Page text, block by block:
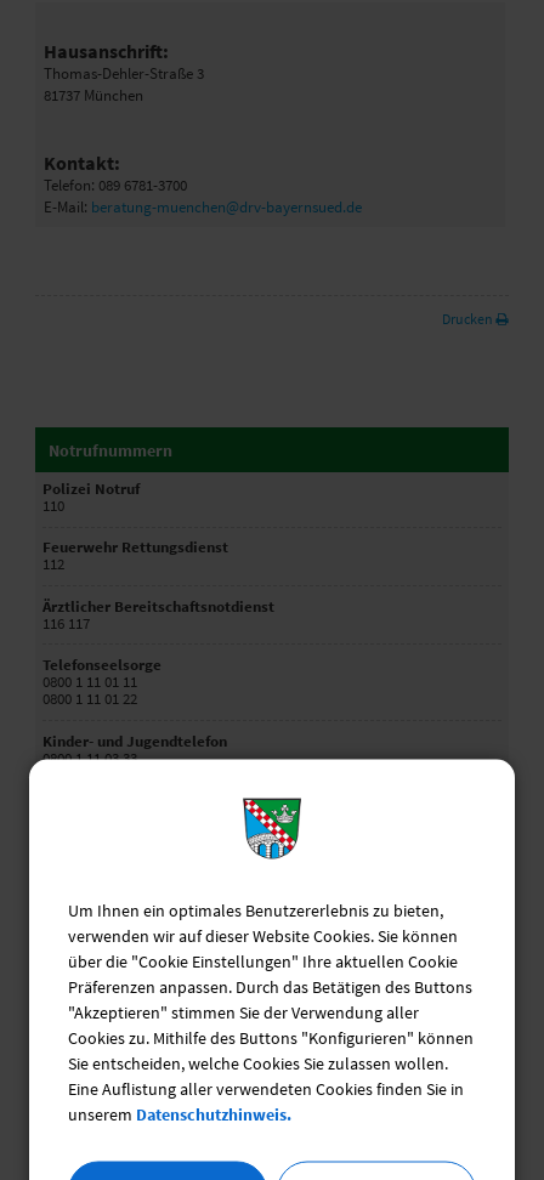
Hausanschrift:
Thomas-Dehler-Straße 3
81737 München
Kontakt:
Telefon: 089 6781-3700
E-Mail: beratung-muenchen@drv-bayernsued.de
Drucken
Notrufnummern
Polizei Notruf
110
Feuerwehr Rettungsdienst
112
Ärztlicher Bereitschaftsnotdienst
116 117
Telefonseelsorge
0800 1 11 01 11
0800 1 11 01 22
Kinder- und Jugendtelefon
0800 1 11 03 33
Hilfetelefon "Gewalt gegen Frauen"
08000 11 60 16
Krisendienst Psychiatrie Oberbayern
0800 655 3000
Behördennotruf
Um Ihnen ein optimales Benutzererlebnis zu bieten,
verwenden wir auf dieser Website Cookies. Sie können
über die "Cookie Einstellungen" Ihre aktuellen Cookie
Präferenzen anpassen. Durch das Betätigen des Buttons
"Akzeptieren" stimmen Sie der Verwendung aller
Cookies zu. Mithilfe des Buttons "Konfigurieren" können
Sie entscheiden, welche Cookies Sie zulassen wollen.
Eine Auflistung aller verwendeten Cookies finden Sie in
unserem Datenschutzhinweis.